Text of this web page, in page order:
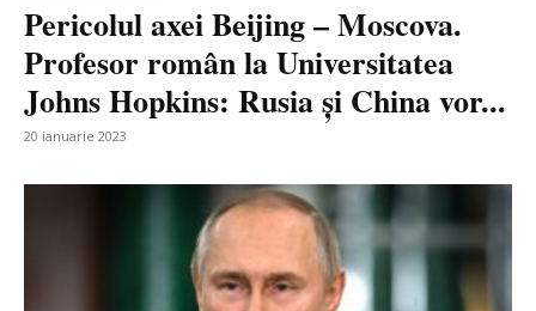
Pericolul axei Beijing – Moscova.
Profesor român la Universitatea
Johns Hopkins: Rusia și China vor...
20 ianuarie 2023